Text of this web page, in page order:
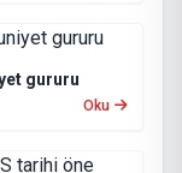
gururu
Oku